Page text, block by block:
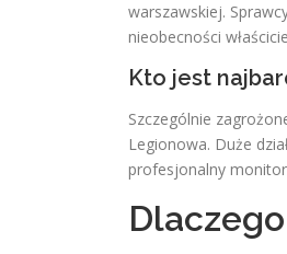
warszawskiej.
nieobecności
Kto jest
Szczególnie
Legionowa. Duże
profesjonalny